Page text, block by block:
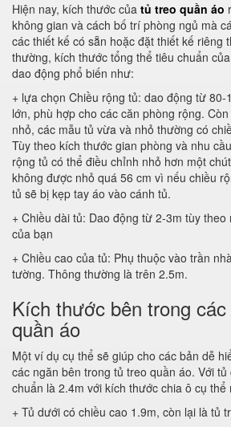
Hiện nay, kích thước của tủ treo quần áo
không gian và cách bố trí phòng ngủ mà
các thiết kế có sẵn hoặc đặt thiết kế riêng
thường, kích thước tổng thể tiêu chuẩn
dao động phổ biến như:
+ lựa chọn Chiều rộng tủ: dao động từ 80-
lớn, phù hợp cho các căn phòng rộng.
nhỏ, các mẫu tủ vừa và nhỏ thường có
Tùy theo kích thước gian phòng và nhu
rộng tủ có thể điều chỉnh nhỏ hơn một
không được nhỏ quá 56 cm vì nếu chiều
tủ sẽ bị kẹp tay áo vào cánh tủ.
+ Chiều dài tủ: Dao động từ 2-3m tùy
của bạn
+ Chiều cao của tủ: Phụ thuộc vào trần
tường. Thông thường là trên 2.5m.
Kích thước bên trong
quần áo
Một ví dụ cụ thể sẽ giúp cho các bản dễ
các ngăn bên trong tủ treo quần áo. Với tủ
chuẩn là 2.4m với kích thước chia ô cụ thể
+ Tủ dưới có chiều cao 1.9m, còn lại là tủ